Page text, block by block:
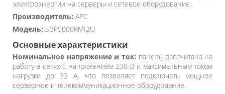
электроэнергии на серверы и сетевое оборудование.
Производитель: APC
Модель: SBP5000RMI2U
Основные характеристики
Номинальное напряжение и ток: панель рассчитана на
работу в сетях с напряжением 230 В и максимальным током
нагрузки до 32 А, что позволяет подключать мощное
серверное и телекоммуникационное оборудование.